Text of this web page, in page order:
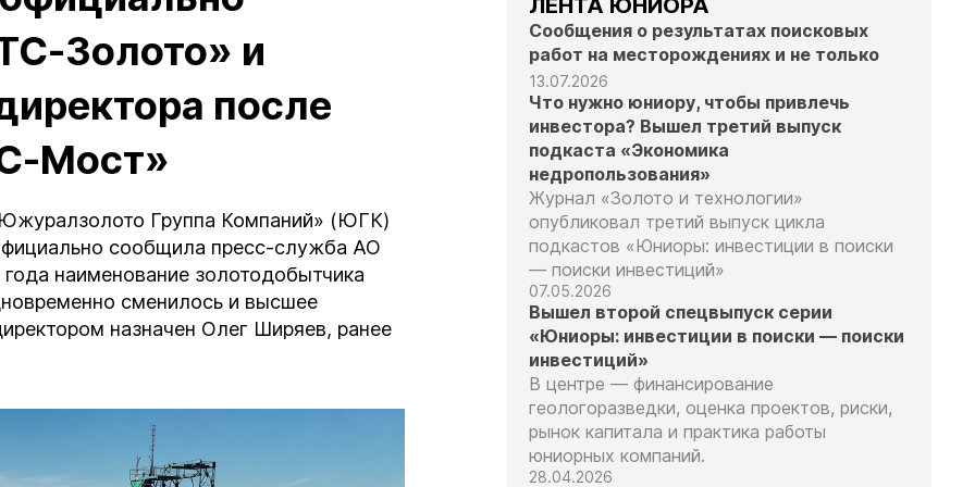
Золото» и
после
Мост»
Группа Компаний» (ЮГК)
сообщила пресс-служба АО
наименование золотодобытчика
сменилось и высшее
назначен Олег Ширяев, ранее
ЛЕНТА ЮНИОРА
Сообщения о результатах поисковых
работ на месторождениях и не только
13.07.2026
Что нужно юниору, чтобы привлечь
инвестора? Вышел третий выпуск
подкаста «Экономика
недропользования»
Журнал «Золото и технологии»
опубликовал третий выпуск цикла
подкастов «Юниоры: инвестиции в поиски
— поиски инвестиций»
07.05.2026
Вышел второй спецвыпуск серии
«Юниоры: инвестиции в поиски — поиски
инвестиций»
В центре — финансирование
геологоразведки, оценка проектов, риски,
рынок капитала и практика работы
юниорных компаний.
28.04.2026